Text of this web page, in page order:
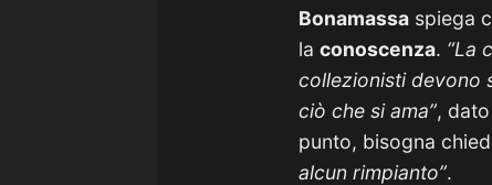
Bonamassa spiega
la conoscenza. “La
collezionisti devono
ciò che si ama”,
punto, bisogna
alcun rimpianto”.